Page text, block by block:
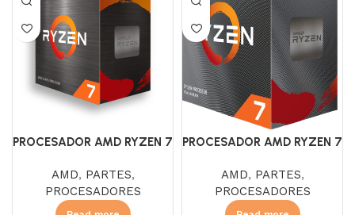
PROCESADOR AMD RYZEN 7
AMD, PARTES,
PROCESADORES
PROCESADOR AMD RYZEN 7
AMD, PARTES,
PROCESADORES